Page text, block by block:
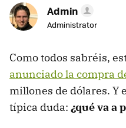
Admin
Administrator
Como todos sabréis,
anunciado la compra
millones de dólares. Y
típica duda: ¿qué va a